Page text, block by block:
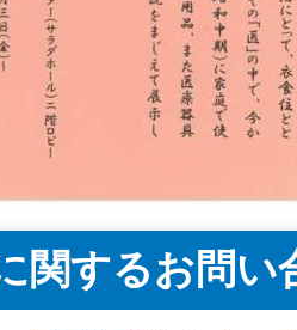
関するお問い